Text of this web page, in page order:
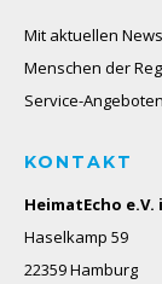
Mit aktuellen
Menschen der
Service-
KONTAKT
HeimatEcho e.V.
Haselkamp 59
22359 Hamburg